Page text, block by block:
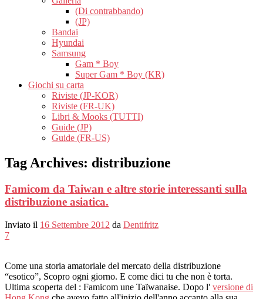
(Di contrabbando)
(JP)
Bandai
Hyundai
Samsung
Gam * Boy
Super Gam * Boy (KR)
Giochi su carta
Riviste (JP-KOR)
Riviste (FR-UK)
Libri & Mooks (TUTTI)
Guide (JP)
Guide (FR-US)
Tag Archives: distribuzione
Famicom da Taiwan e altre storie interessanti sulla
distribuzione asiatica.
Inviato il 16 Settembre 2012 da Dentifritz
7
Come una storia amatoriale del mercato della distribuzione
“esotico”, Scopro ogni giorno. E come dici tu che non è torta.
Ultima scoperta del : Famicom une Taïwanaise. Dopo l' versione di